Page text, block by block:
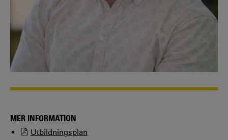
MER INFORMATION
Utbildningsplan